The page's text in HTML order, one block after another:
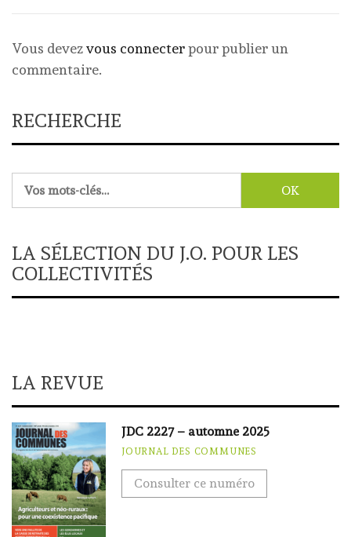
Vous devezvous connecterpour publier un
commentaire.
RECHERCHE
LA SÉLECTION DU J.O. POUR LES
COLLECTIVITÉS
LA REVUE
JDC 2227 – automne 2025
JOURNAL DES COMMUNES
Consulter ce numéro